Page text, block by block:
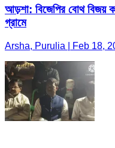
আড়শা: বিজেপির বোথ বিজয়
গ্রামে
Arsha, Purulia | Feb 18,